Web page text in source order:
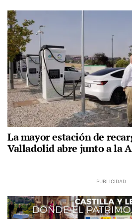
La mayor estación de
Valladolid abre junto a la